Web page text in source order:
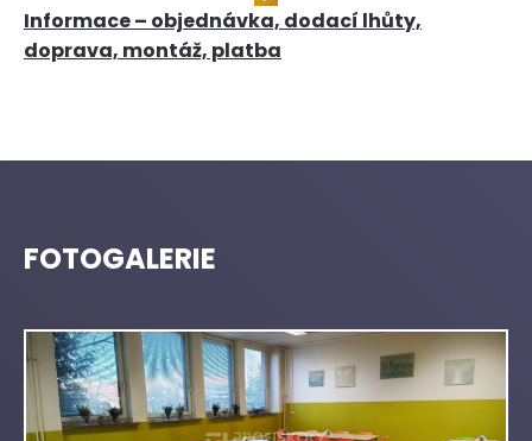
Informace – objednávka, dodací lhůty,
doprava, montáž, platba
FOTOGALERIE